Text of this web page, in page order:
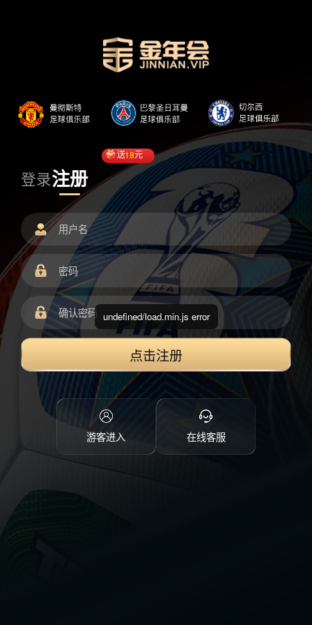
登录注册
送18元
点击注册
游客进入 在线客服
undefined/load.min.js error